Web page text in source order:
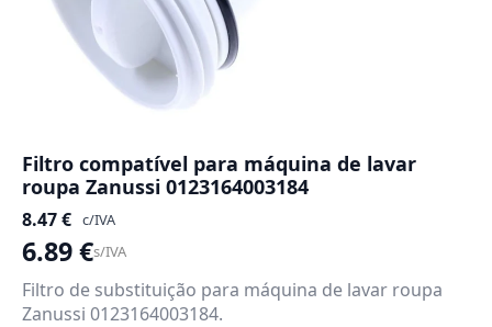
Filtro compatível para máquina de lavar
roupa Zanussi 0123164003184
8.47€ c/IVA
6.89€s/IVA
Filtro de substituição para máquina de lavar roupa
Zanussi 0123164003184.